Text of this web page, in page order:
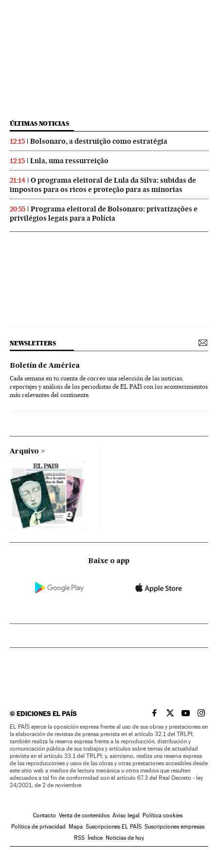
ÚLTIMAS NOTICIAS
12:15 Bolsonaro, a destruição como estratégia
12:15 Lula, uma ressurreição
21:14
O programa eleitoral de Lula da Silva: subidas de
impostos para os ricos e proteção para as minorias
20:55
Programa eleitoral de Bolsonaro: privatizações e
privilégios legais para a Polícia
NEWSLETTERS
Boletín de América
Cada semana en tu cuenta de correo una selección de las noticias,
reportajes y análisis de los periodistas de EL PAÍS con los acontecimientos
más relevantes del continente.
Arquivo
Baixe o app
©EDICIONES EL PAÍS EL PAÍS BRASIL EN
EL PAÍSEL PAÍS
EL
EL PAÍS ejerce la oposición expresa frente al uso de sus obras y prestaciones en
la elaboración de revistas de prensa prevista en el artículo 32.1 del TRLPI;
también realiza la reserva expresa frente a la reproducción, distribución y
comunicación pública de sus trabajos y artículos sobre temas de actualidad
prevista en el artículo 33.1 del TRLPI; y, asimismo, realiza una reserva expresa
de las reproducciones y usos de las obras y otras prestaciones accesibles desde
este sitio web a medios de lectura mecánica u otros medios que resulten
adecuados a tal fin de conformidad con el artículo 67.3 del Real Decreto - ley
24/2021, de 2 de noviembre
Contacto Venta de contenidos Aviso legal
Política cookies
Política de privacidad
Mapa Suscripciones EL PAÍS Suscripciones empresas
RSS
Índice Noticias de hoy